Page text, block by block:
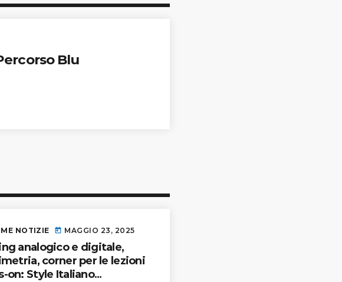
Blu
NOTIZIE today MAGGIO 23, 2025
analogico e digitale,
corner per le lezioni
on: Style Italiano